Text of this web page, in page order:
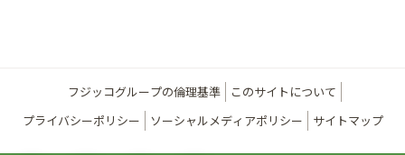
フジッコグループの倫理基準
このサイトについて
プライバシーポリシー
ソーシャルメディアポリシー サイトマップ